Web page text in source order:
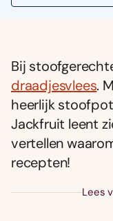
Bij
draadjesvlees.
heerlijk
Jackfruit leent
vertellen
recepten!
Lees